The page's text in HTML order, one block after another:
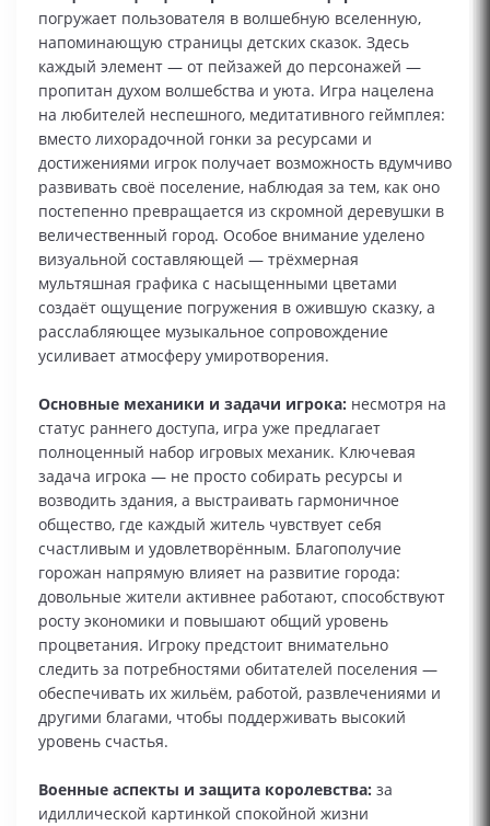
погружает пользователя в волшебную вселенную,
напоминающую страницы детских сказок. Здесь
каждый элемент — от пейзажей до персонажей —
пропитан духом волшебства и уюта. Игра нацелена
на любителей неспешного, медитативного геймплея:
вместо лихорадочной гонки за ресурсами и
достижениями игрок получает возможность вдумчиво
развивать своё поселение, наблюдая за тем, как оно
постепенно превращается из скромной деревушки в
величественный город. Особое внимание уделено
визуальной составляющей — трёхмерная
мультяшная графика с насыщенными цветами
создаёт ощущение погружения в ожившую сказку, а
расслабляющее музыкальное сопровождение
усиливает атмосферу умиротворения.
Основные механики и задачи игрока: несмотря на
статус раннего доступа, игра уже предлагает
полноценный набор игровых механик. Ключевая
задача игрока — не просто собирать ресурсы и
возводить здания, а выстраивать гармоничное
общество, где каждый житель чувствует себя
счастливым и удовлетворённым. Благополучие
горожан напрямую влияет на развитие города:
довольные жители активнее работают, способствуют
росту экономики и повышают общий уровень
процветания. Игроку предстоит внимательно
следить за потребностями обитателей поселения —
обеспечивать их жильём, работой, развлечениями и
другими благами, чтобы поддерживать высокий
уровень счастья.
Военные аспекты и защита королевства: за
идиллической картинкой спокойной жизни